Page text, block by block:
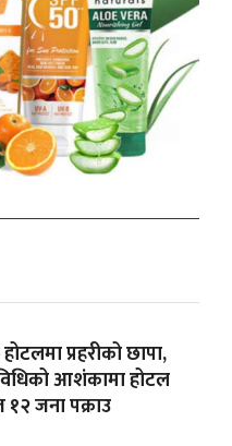
प्रहरीको छापा,
आशंकामा होटल
जना पक्राउ